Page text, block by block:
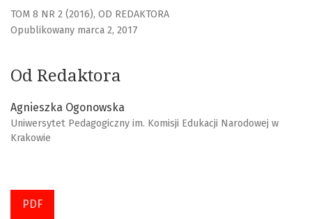
TOM 8 NR 2 (2016), OD REDAKTORA
Od Redaktora
Opublikowany marca 2, 2017
Agnieszka Ogonowska
Uniwersytet Pedagogiczny im. Komisji Edukacji Narodowej w
Krakowie
PDF